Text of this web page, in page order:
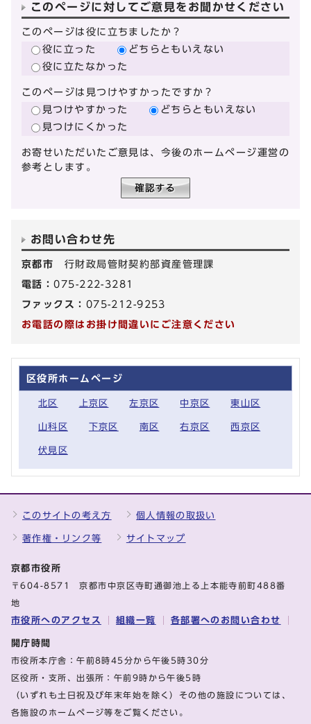
このページに対してご意見をお聞かせください
このページは役に立ちましたか？
役に立った
どちらともいえない
役に立たなかった
このページは見つけやすかったですか？
見つけやすかった
どちらともいえない
見つけにくかった
お寄せいただいたご意見は、今後のホームページ運営の
参考とします。
お問い合わせ先
京都市 行財政局管財契約部資産管理課
電話：075-222-3281
ファックス： 075-212-9253
お電話の際はお掛け間違いにご注意ください
区役所ホームページ
北区 上京区 左京区 中京区 東山区
山科区 下京区 南区 右京区 西京区
伏見区
このサイトの考え方 個人情報の取扱い
著作権・リンク等 サイトマップ
京都市役所
〒604-8571 京都市中京区寺町通御池上る上本能寺前町488番
地
市役所へのアクセス 組織一覧 各部署へのお問い合わせ
開庁時間
市役所本庁舎：午前8時45分から午後5時30分
区役所・支所、出張所：午前9時から午後5時
（いずれも土日祝及び年末年始を除く）その他の施設については、
各施設のホームページ等をご覧ください。